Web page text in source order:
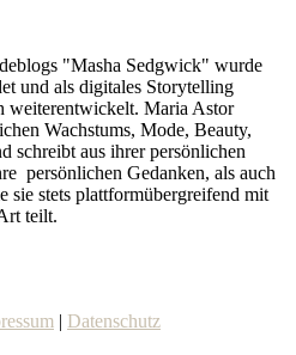
"Masha Sedgwick" wurde
und als digitales Storytelling
weiterentwickelt. Maria Astor
Wachstums, Mode, Beauty,
schreibt aus ihrer persönlichen
persönlichen Gedanken, als auch
sie stets plattformübergreifend mit
teilt.
| Datenschutz